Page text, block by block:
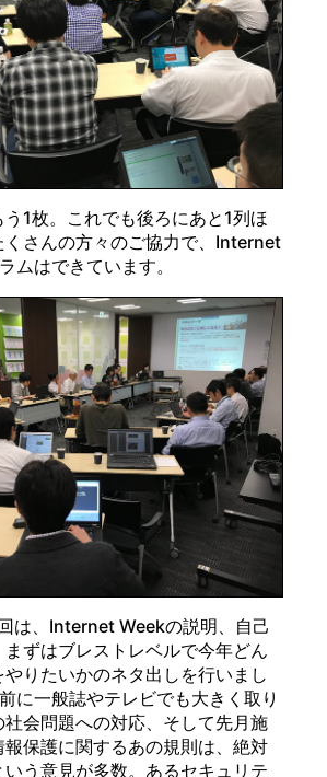
1枚。これでも後ろにあと1列ほ
くさんの方々のご協力で、Internet
ムはできています。
は、Internet Weekの説明、自己
ずはブレストレベルで今年どん
りたいかのネタ出しを行いまし
に一般誌やテレビでも大きく取り
会問題への対応、そして先月施
保護に関するあの規則は、絶対
う意見が多数。あるセキュリテ